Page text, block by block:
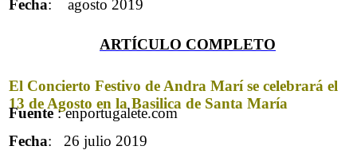
Fecha: agosto 2019
ARTÍCULO COMPLETO
El Concierto Festivo de Andra Marí se celebrará el
13 de Agosto en la Basilica de Santa María
Fuente: enportugalete.com
Fecha: 26 julio 2019